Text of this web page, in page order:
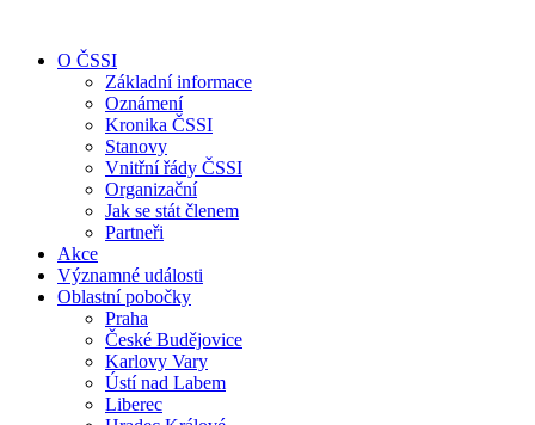
O ČSSI
Základní informace
Oznámení
Kronika ČSSI
Stanovy
Vnitřní řády ČSSI
Organizační
Jak se stát členem
Partneři
Akce
Významné události
Oblastní pobočky
Praha
České Budějovice
Karlovy Vary
Ústí nad Labem
Liberec